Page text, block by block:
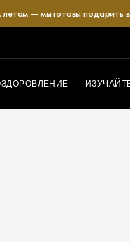
— мы готовы подарить